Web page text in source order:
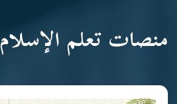
منصات تعلم الإسلام